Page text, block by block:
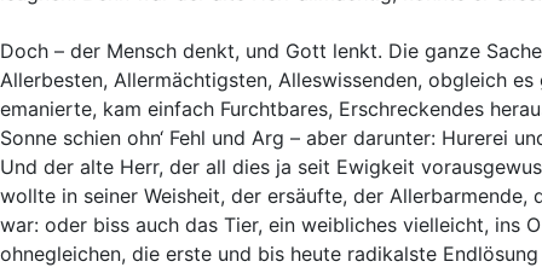
Doch – der Mensch denkt, und Gott lenkt. Die ganze
Allerbesten, Allermächtigsten, Alleswissenden, obgleich
emanierte, kam einfach Furchtbares, Erschreckendes
Sonne schien ohn‘ Fehl und Arg – aber darunter: Hurerei
Und der alte Herr, der all dies ja seit Ewigkeit
wollte in seiner Weisheit, der ersäufte, der
war: oder biss auch das Tier, ein weibliches vielleicht, ins
ohnegleichen, die erste und bis heute radikalste